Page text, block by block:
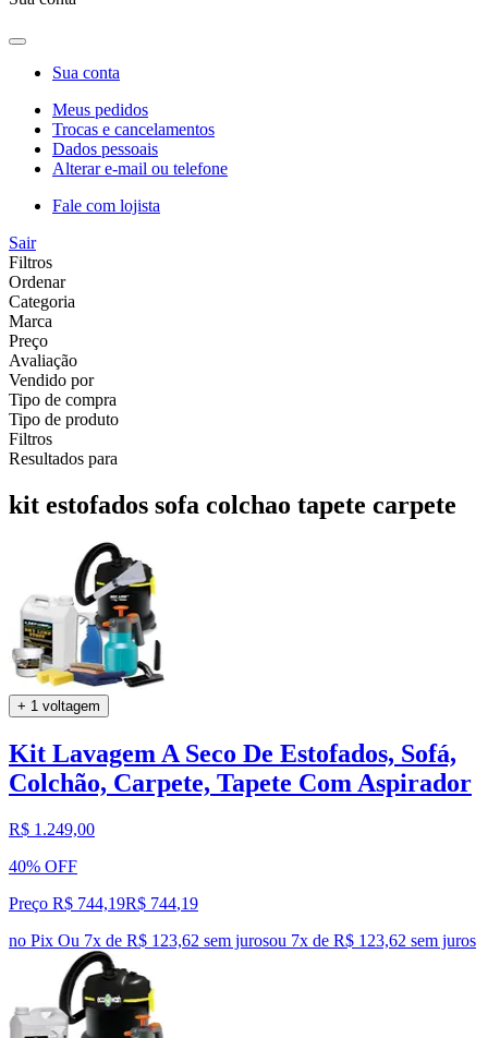
Sua conta
Meus pedidos
Trocas e cancelamentos
Dados pessoais
Alterar e-mail ou telefone
Fale com lojista
Sair
Filtros
Ordenar
Categoria
Marca
Preço
Avaliação
Vendido por
Tipo de compra
Tipo de produto
Filtros
Resultados para
kit estofados sofa colchao tapete carpete
+ 1 voltagem
Kit Lavagem A Seco De Estofados, Sofá,
Colchão, Carpete, Tapete Com Aspirador
R$ 1.249,00
40% OFF
Preço R$ 744,19R$ 744,19
no Pix Ou 7x de R$ 123,62 sem jurosou 7x de R$ 123,62 sem juros